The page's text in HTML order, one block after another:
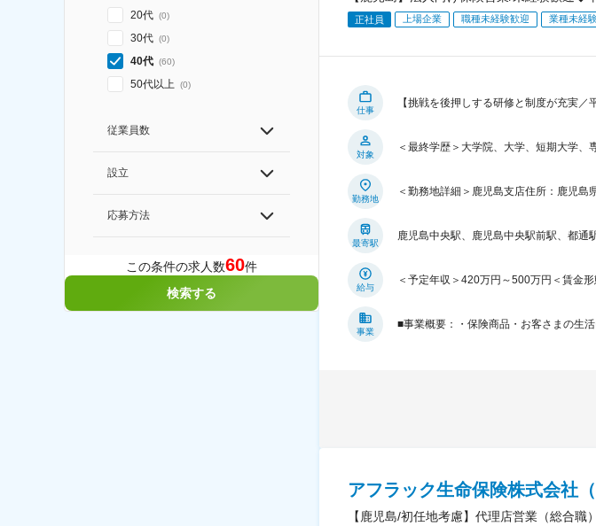
20代 (0)
30代 (0)
40代 (60)
50代以上 (0)
従業員数
設立
応募方法
この条件の求人数60件
検索する
正社員 上場企業 職種未経験歓迎 業種未経
仕事
【挑戦を後押しする研修と制度が充実
対象
＜最終学歴＞大学院、大学、短期大学
勤務地
＜勤務地詳細＞鹿児島支店住所：鹿児
最寄駅
鹿児島中央駅、鹿児島中央駅前駅、都通
給与
＜予定年収＞420万円～500万円＜賃金
事業
■事業概要：・保険商品・お客さまの生
アフラック生命保険株式会社（
【鹿児島/初任地考慮】代理店営業（総合